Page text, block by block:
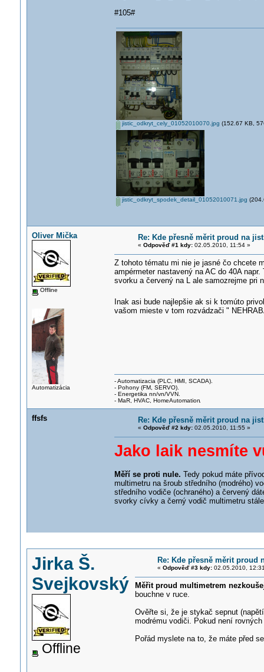
#105#
jistic_odkryt_cely_01052010070.jpg (152.67 KB,
jistic_odkryt_spodek_detail_01052010071.jpg
Oliver Mička
Offline
Automatizácia
Re: Kde přesně měrit proud na
« Odpověď #1 kdy:02.05.2010, 11:54 »
Z tohoto tématu mi nie je jasné čo chcete
ampérmeter nastavený na AC do 40A
svorku a červený na L ale samozrejme pri
Inak asi bude najlepšie ak si k tomúto
vašom mieste v tom rozvádzači "
- Automatizacia (PLC, HMI, SCADA).
- Pohony (FM, SERVO).
- Energetika nn/vn/VVN.
- MaR, HVAC, HomeAutomation.
ffsfs Re: Kde přesně měrit proud na
« Odpověď #2 kdy:02.05.2010, 11:55 »
Jako laik nesmíte
Měří se proti nule. Tedy pokud máte
multimetru na šroub středního (modrého)
středního vodiče (ochraného) a červený
svorky cívky a černý vodič multimetru
Jirka Š.
Svejkovský
Offline
Re: Kde přesně měrit
« Odpověď #3 kdy:02.05.2010,
Měřit proud multimetrem
bouchne v ruce.
Ověřte si, že je stykač sepnut
modrému vodiči. Pokud není
Pořád myslete na to, že máte před